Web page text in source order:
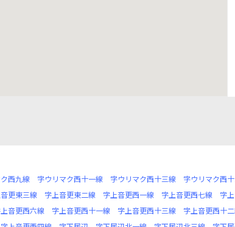
西九線 字ウリマク西十一線 字ウリマク西十三線 字ウリマク西
更東三線 字上音更東二線 字上音更西一線 字上音更西七線 字
音更西六線 字上音更西十一線 字上音更西十三線 字上音更西十